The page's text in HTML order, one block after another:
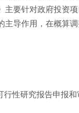
要针对政府投资
导作用，在概算
性研究报告申报